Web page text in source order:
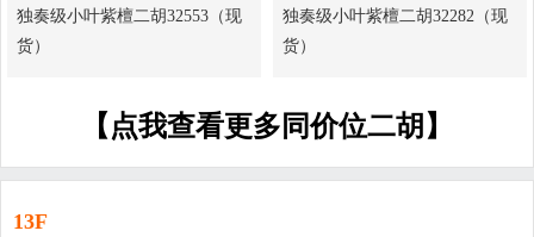
独奏级小叶紫檀二胡32553（现
货）
独奏级小叶紫檀二胡32282（现
货）
【点我查看更多同价位二胡】
13F